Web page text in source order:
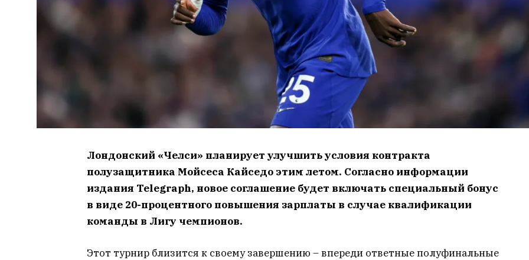
Лондонский «Челси» планирует улучшить условия контракта
полузащитника Мойсеса Кайседо этим летом. Согласно информации
издания Telegraph, новое соглашение будет включать специальный бонус
в виде 20-процентного повышения зарплаты в случае квалификации
команды в Лигу чемпионов.
Этот турнир близится к своему завершению – впереди ответные полуфинальные